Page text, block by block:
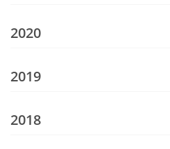
2020
2019
2018